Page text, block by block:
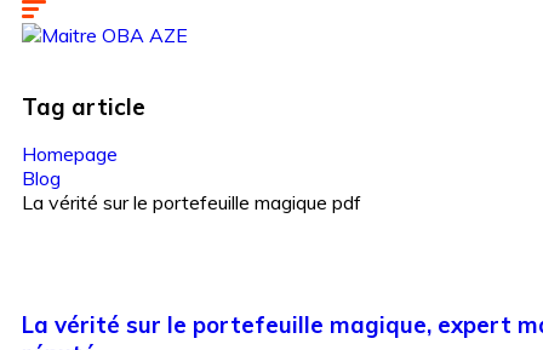
Tag article
Homepage
Blog
La vérité sur le portefeuille magique pdf
La vérité sur le portefeuille magique, expert